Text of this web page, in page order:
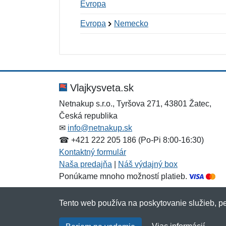
Evropa
Evropa Nemecko
Správa*
Pridať
Správa*
Pridať
Vlajkysveta.sk
Netnakup s.r.o., Tyršova 271, 43801 Žatec,
Česká republika
✉ info@netnakup.sk
☎ +421 222 205 186 (Po-Pi 8:00-16:30)
Kontaktný formulár
Naša predajňa
Náš výdajný box
Ponúkame mnoho možností platieb.
Tento web používa na poskytovanie služieb,